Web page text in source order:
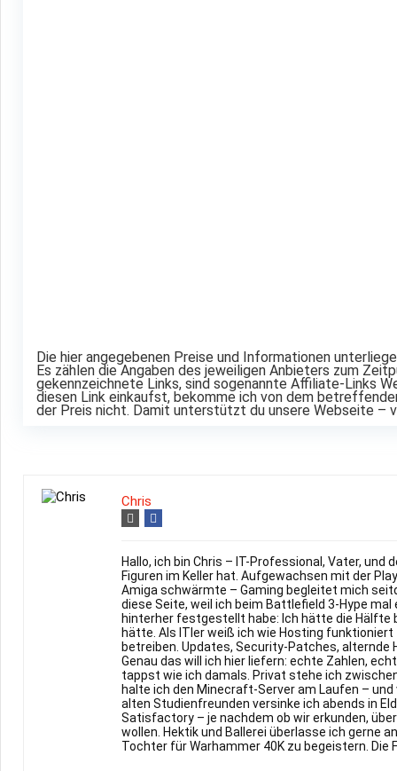
Die hier angegebenen Preise und Informationen
Es zählen die Angaben des jeweiligen Anbieters zum
gekennzeichnete Links, sind sogenannte Affiliate-Links
diesen Link einkaufst, bekomme ich von dem
der Preis nicht. Damit unterstützt du unsere Webseite –
Chris
Hallo, ich bin Chris – IT-Professional, Vater, und
Figuren im Keller hat. Aufgewachsen mit der
Amiga schwärmte – Gaming begleitet mich
diese Seite, weil ich beim Battlefield 3-Hype
hinterher festgestellt habe: Ich hätte die Hälfte
hätte. Als ITler weiß ich wie Hosting
betreiben. Updates, Security-Patches,
Genau das will ich hier liefern: echte Zahlen,
tappst wie ich damals. Privat stehe ich
halte ich den Minecraft-Server am Laufen –
alten Studienfreunden versinke ich abends in
Satisfactory – je nachdem ob wir erkunden,
wollen. Hektik und Ballerei überlasse ich gerne
Tochter für Warhammer 40K zu begeistern. Die